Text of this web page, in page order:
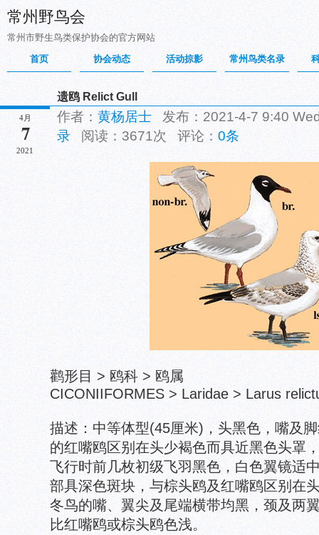
常州野鸟会
常州市野生鸟类保护协会的官方网站
首页
协会动态 活动掠影 常州鸟类名录
4月
7
2021
遗鸥 Relict Gull
作者： 黄杨居士 发布：2021-4-7 9:40
录 阅读：3671次 评论： 0条
鹳形目 > 鸥科 > 鸥属
CICONIIFORMES > Laridae > Larus
描述：中等体型(45厘米)，头黑色，嘴及
的红嘴鸥区别在头少褐色而具近黑色头罩
飞行时前几枚初级飞羽黑色，白色翼镜适
部具深色斑块，与棕头鸥及红嘴鸥区别在
冬鸟的嘴、翼尖及尾端横带均黑，颈及两
比红嘴鸥或棕头鸥色浅。